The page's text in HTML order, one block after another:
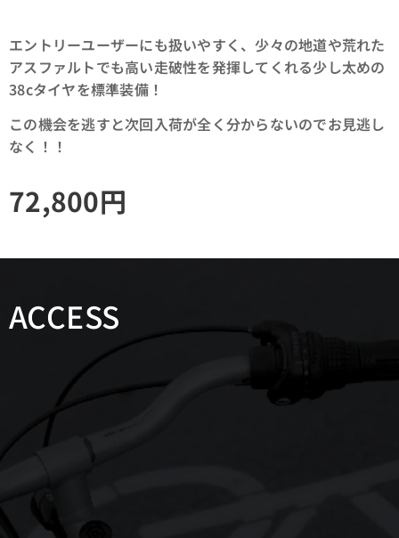
エントリーユーザーにも扱いやすく、少々の地道や荒れた
アスファルトでも高い走破性を発揮してくれる少し太めの
38cタイヤを標準装備！
この機会を逃すと次回入荷が全く分からないのでお見逃し
なく！！
72,800円
ACCESS